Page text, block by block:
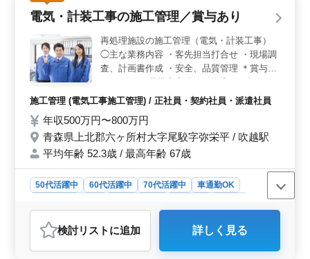
立地もよく、周辺地域からのアクセスが容易です。通勤
のストレスを軽減でき、働きやすい環境です。 ＜勤
務体系の柔軟性＞ 週3〜5日の勤務が可能なシフト制を
採用しています。ライフスタイルに合わせた働き方を選
択できるため、プライベートの時間も大切にしながら仕
事ができます。
電気・計装工事の施工管理／賞与あり
再処理施設の施工管理（電気・計装工事）
◯主な業務内容 ・客先担当打合せ ・現場調
査、計画書作成 ・安全、品質管理 ＊賞与あ
円） ＊当社通勤用バスあり ＊交通費支給 ＊
み） ＊退職金あり 充実した待遇のもと腰を
据えて勤務できます！ 新しい環境に挑戦し
てみませんか？
施工管理 (電気工事施工管理) / 正社員・契約社員・派遣社員
年収500万円〜800万円
青森県上北郡六ヶ所村大字尾駮字弥栄平 / 吹越駅
平均年齢 52.3歳 / 最高年齢 67歳
50代活躍中 60代活躍中 70代活躍中
車通勤OK
施工管理
おすすめポイント
＜豊富な休日＞ 完全週休2日制の土日祝休みで、年間休
検討リスト に追加 詳しく見る